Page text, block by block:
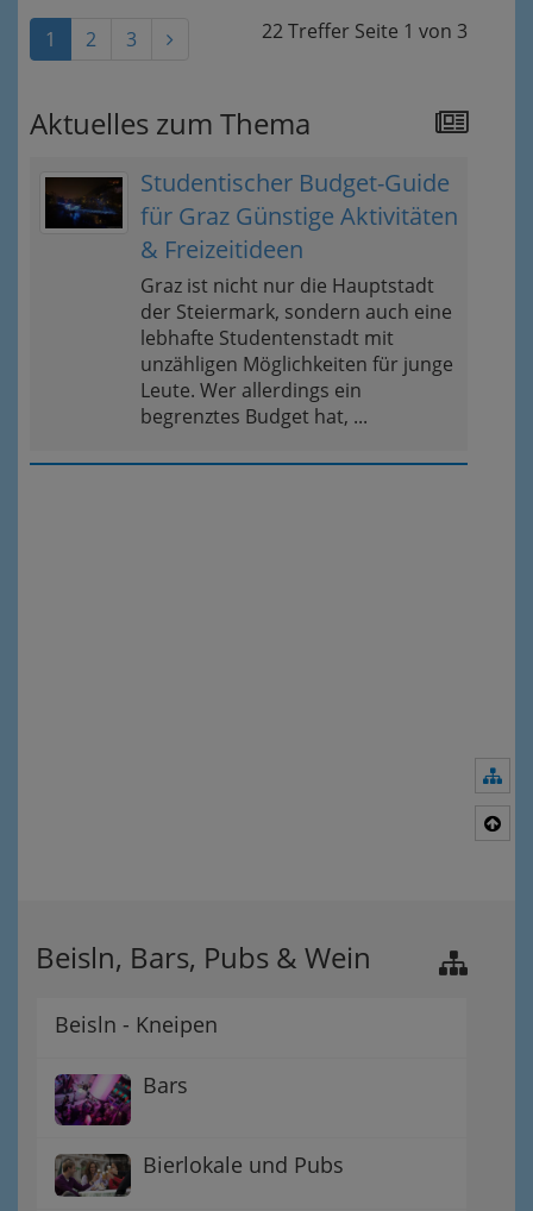
22 Treffer Seite 1 von 3
1 2 3
Aktuelles zum Thema
Studentischer Budget-Guide
für Graz Günstige Aktivitäten
& Freizeitideen
Graz ist nicht nur die Hauptstadt
der Steiermark, sondern auch eine
lebhafte Studentenstadt mit
unzähligen Möglichkeiten für junge
Leute. Wer allerdings ein
begrenztes Budget hat, ...
Beisln, Bars, Pubs & Wein
Beisln - Kneipen
Bars
Bierlokale und Pubs